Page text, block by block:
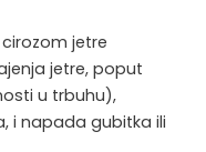
jetre
jetre, poput
u trbuhu),
i napada gubitka ili